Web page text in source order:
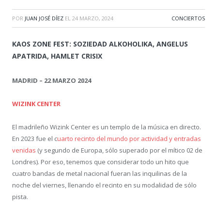
POR JUAN JOSÉ DÍEZ EL 24 MARZO, 2024 CONCIERTOS
KAOS ZONE FEST: SOZIEDAD ALKOHOLIKA, ANGELUS
APATRIDA, HAMLET CRISIX
MADRID – 22 MARZO 2024
WIZINK CENTER
El madrileño Wizink Center es un templo de la música en directo.
En 2023 fue el cuarto recinto del mundo por actividad y entradas
venidas (y segundo de Europa, sólo superado por el mítico 02 de
Londres). Por eso, tenemos que considerar todo un hito que
cuatro bandas de metal nacional fueran las inquilinas de la
noche del viernes, llenando el recinto en su modalidad de sólo
pista.